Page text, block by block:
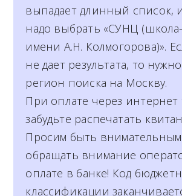
выпадает длинный список,
надо выбрать «СУНЦ
имени А.Н. Колмогорова)».
не дает результата, то
регион поиска на Москву.
При оплате через интернет
забудьте распечатать
Просим быть
обращать внимание
оплате в банке! Код
классификации